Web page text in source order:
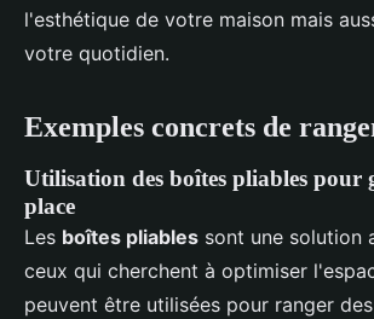
l'esthétique de votre maison mais
votre quotidien.
Exemples concrets de
Utilisation des boîtes pliables pour
place
Les boîtes pliables sont une solution
ceux qui cherchent à optimiser
peuvent être utilisées pour ranger